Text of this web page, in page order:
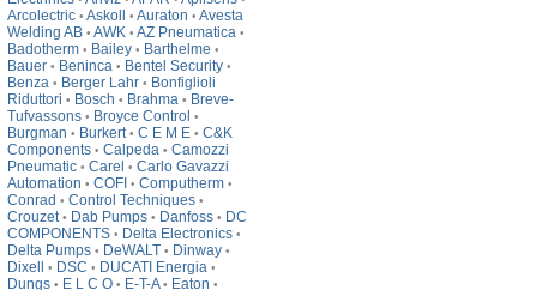
Arcolectric • Askoll • Auraton • Avesta
Welding AB • AWK • AZ Pneumatica •
Badotherm • Bailey • Barthelme •
Bauer • Beninca • Bentel Security •
Benza • Berger Lahr • Bonfiglioli
Riduttori • Bosch • Brahma • Breve-
Tufvassons • Broyce Control •
Burgman • Burkert • C E M E • C&K
Components • Calpeda • Camozzi
Pneumatic • Carel • Carlo Gavazzi
Automation • COFI • Computherm •
Conrad • Control Techniques •
Crouzet • Dab Pumps • Danfoss • DC
COMPONENTS • Delta Electronics •
Delta Pumps • DeWALT • Dinway •
Dixell • DSC • DUCATI Energia •
Dungs • E L C O • E-T-A • Eaton •